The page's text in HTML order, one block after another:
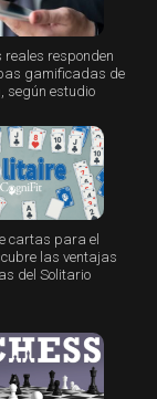
responden
gamificadas de
según estudio
cartas para el
las ventajas
del Solitario